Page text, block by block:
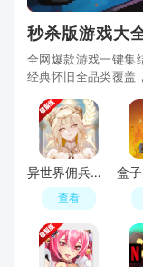
秒杀版游戏大
全网爆款游戏一键集
经典怀旧全品类覆盖
异世界佣兵团养成记内置修改器手机版
查看